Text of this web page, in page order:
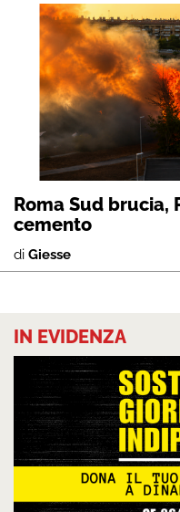
Roma Sud brucia,
cemento
di Giesse
IN EVIDENZA